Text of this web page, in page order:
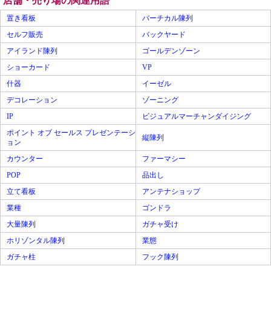
置き看板
バーチカル陳列
セルフ販売
バックヤード
アイランド陳列
ゴールデンゾーン
ショーカード
VP
什器
イーゼル
デコレーション
ゾーニング
IP
ビジュアルマーチャンダイジング
ポイント オブ セールス プレゼンテーシ
ョン
縦陳列
カウンター
ファーマシー
POP
品出し
立て看板
アンテナショップ
業種
ゴンドラ
大量陳列
ガチャ受け
ホリゾンタル陳列
業態
ガチャ柱
フック陳列